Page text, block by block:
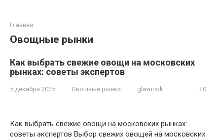
Главная
Овощные рынки
Как выбрать свежие овощи на московских
рынках: советы экспертов
5 декабря 2025 Овощные рынки glavrinok 0
Как выбрать свежие овощи на московских рынках:
советы экспертов Выбор свежих овощей на московских